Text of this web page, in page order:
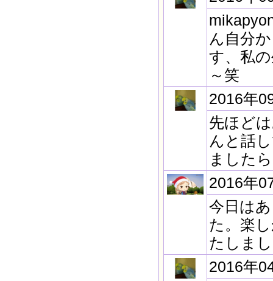
ん自分
す、私
～笑
2016年
先ほど
んと話
ました
2016年
今日は
た。楽
たしま
2016年